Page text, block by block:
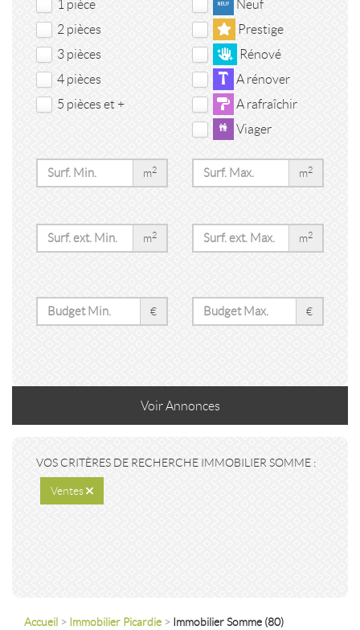
1 pièce
2 pièces
3 pièces
4 pièces
5 pièces et +
Neuf
Prestige
Rénové
A rénover
A rafraîchir
Viager
m2 m2
m2 m2
€ €
VoirAnnonces
VOS CRITÈRES DE RECHERCHE IMMOBILIER SOMME :
Ventes
Accueil > Immobilier Picardie > Immobilier Somme (80)